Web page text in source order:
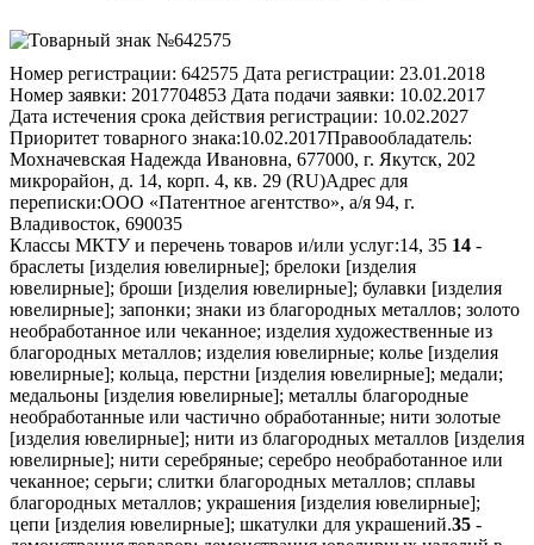
Номер регистрации: 642575 Дата регистрации: 23.01.2018
Номер заявки: 2017704853 Дата подачи заявки: 10.02.2017
Дата истечения срока действия регистрации: 10.02.2027
Приоритет товарного знака:10.02.2017Правообладатель:
Мохначевская Надежда Ивановна, 677000, г. Якутск, 202
микрорайон, д. 14, корп. 4, кв. 29 (RU)Адрес для
переписки:ООО «Патентное агентство», а/я 94, г.
Владивосток, 690035
Классы МКТУ и перечень товаров и/или услуг:14, 35 14 -
браслеты [изделия ювелирные]; брелоки [изделия
ювелирные]; броши [изделия ювелирные]; булавки [изделия
ювелирные]; запонки; знаки из благородных металлов; золото
необработанное или чеканное; изделия художественные из
благородных металлов; изделия ювелирные; колье [изделия
ювелирные]; кольца, перстни [изделия ювелирные]; медали;
медальоны [изделия ювелирные]; металлы благородные
необработанные или частично обработанные; нити золотые
[изделия ювелирные]; нити из благородных металлов [изделия
ювелирные]; нити серебряные; серебро необработанное или
чеканное; серьги; слитки благородных металлов; сплавы
благородных металлов; украшения [изделия ювелирные];
цепи [изделия ювелирные]; шкатулки для украшений.35 -